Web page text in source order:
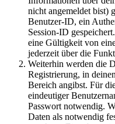
nicht angemeldet bist)
Benutzer-ID, ein
Session-ID
eine Gültigkeit von
jederzeit über die
Weiterhin werden die
Registrierung, in
Bereich angibst. Für
eindeutiger
Passwort notwendig.
Daten als notwendig